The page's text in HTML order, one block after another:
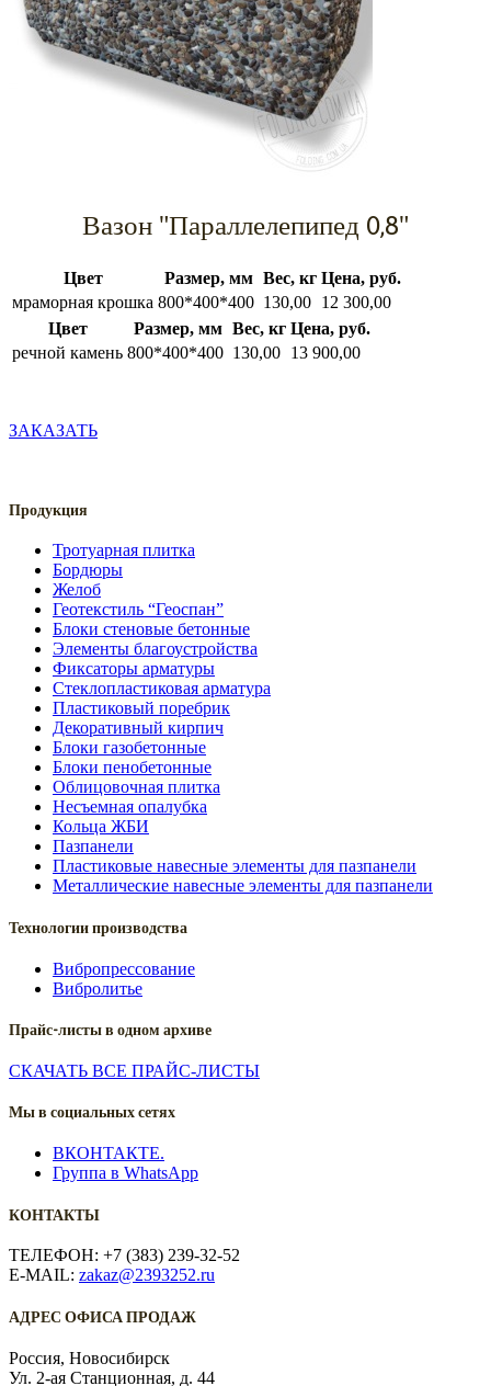
Вазон "Параллелепипед 0,8"
Цвет Размер, мм Вес, кг Цена, руб.
мраморная крошка 800*400*400 130,00 12 300,00
Цвет
Размер, мм Вес, кг Цена, руб.
речной камень 800*400*400 130,00 13 900,00
ЗАКАЗАТЬ
Продукция
Тротуарная плитка
Бордюры
Желоб
Геотекстиль “Геоспан”
Блоки стеновые бетонные
Элементы благоустройства
Фиксаторы арматуры
Стеклопластиковая арматура
Пластиковый поребрик
Декоративный кирпич
Блоки газобетонные
Блоки пенобетонные
Облицовочная плитка
Несъемная опалубка
Кольца ЖБИ
Пазпанели
Пластиковые навесные элементы для пазпанели
Металлические навесные элементы для пазпанели
Технологии производства
Вибропрессование
Вибролитье
Прайс-листы в одном архиве
СКАЧАТЬ ВСЕ ПРАЙС-ЛИСТЫ
Мы в социальных сетях
ВКОНТАКТЕ.
Группа в WhatsApp
КОНТАКТЫ
ТЕЛЕФОН: +7 (383) 239-32-52
E-MAIL: zakaz@2393252.ru
АДРЕС ОФИСА ПРОДАЖ
Россия, Новосибирск
Ул. 2-ая Станционная, д. 44